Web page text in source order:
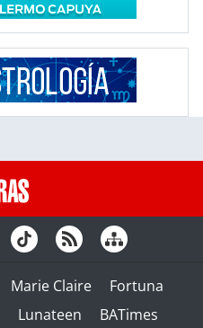
Marie Claire
Fortuna
Lunateen BATimes